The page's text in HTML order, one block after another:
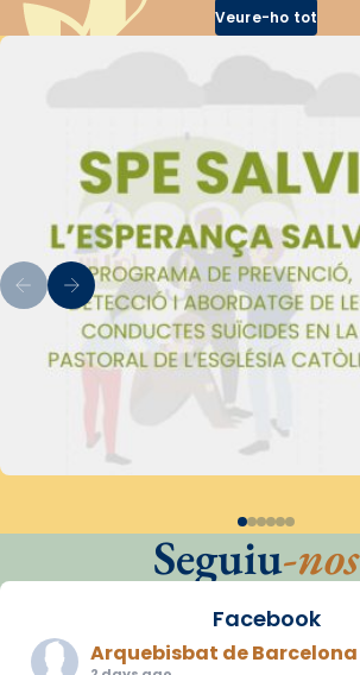
Veure-ho tot
Seguiu-nos
Facebook
Arquebisbat de Barcelona